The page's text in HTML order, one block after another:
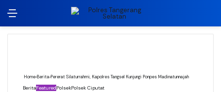
Home›Berita›Pererat Silaturrahmi, Kapolres Tangsel Kunjungi Ponpes Madinatunnajah
BeritaFeaturedPolsekPolsek Ciputat